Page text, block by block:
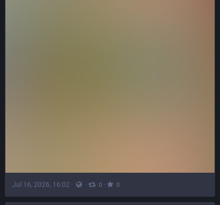
Jul 16, 2026, 16:02 · · 0 · 0